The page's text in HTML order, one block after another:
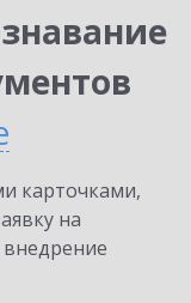
карточками,
на